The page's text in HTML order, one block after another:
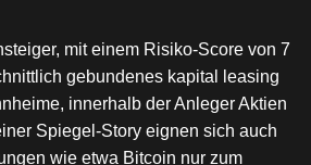
mit einem Risiko-Score von 7
gebundenes kapital leasing
innerhalb der Anleger Aktien
Spiegel-Story eignen sich auch
wie etwa Bitcoin nur zum